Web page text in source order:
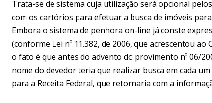
Trata-se de sistema cuja utilização será opcional
com os cartórios para efetuar a busca de imóveis
Embora o sistema de penhora on-line já conste
(conforme Lei nº 11.382, de 2006, que acrescentou
o fato é que antes do advento do provimento nº 06/
nome do devedor teria que realizar busca em cada
para a Receita Federal, que retornaria com a